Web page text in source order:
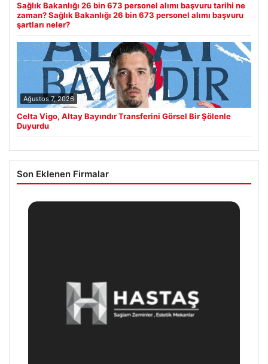
Sağlık Bakanlığı 26 bin 673 personel alımı başvuru tarihi ne
zaman? Sağlık Bakanlığı 26 bin 673 personel alımı başvuru
şartları neler?
Ağustos 7, 2026
Celta Vigo, Altay Bayındır Transferini Görsel Bir Şölenle
Duyurdu
Son Eklenen Firmalar